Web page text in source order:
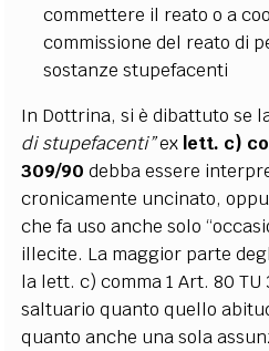
commettere il reato o a
commissione del reato di
sostanze stupefacenti
In Dottrina, si è dibattuto se
di stupefacenti”ex lett. c)
309/90 debba essere
cronicamente uncinato,
che fa uso anche solo
illecite. La maggior parte
la lett. c) comma 1 Art. 80
saltuario quanto quello
quanto anche una sola